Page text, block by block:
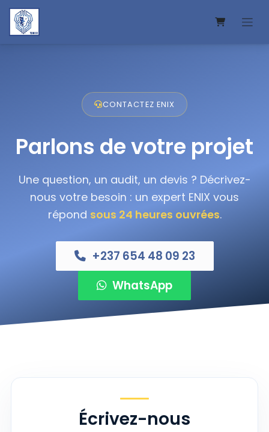
Se rendre au contenu
CONTACTEZ ENIX
Parlons de votre projet
Une question, un audit, un devis ? Décrivez-
nous votre besoin : un expert ENIX vous
répond sous 24 heures ouvrées.
+237 654 48 09 23
WhatsApp
Écrivez-nous